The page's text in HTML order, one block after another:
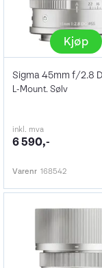
Kjøp
L-Mount. Sølv
inkl. mva
6 590,-
Varenr 168542